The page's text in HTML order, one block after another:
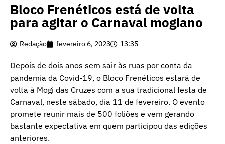
Bloco Frenéticos está de volta
para agitar o Carnaval mogiano
Redação fevereiro 6, 2023 13:35
Depois de dois anos sem sair às ruas por conta da
pandemia da Covid-19, o Bloco Frenéticos estará de
volta à Mogi das Cruzes com a sua tradicional festa de
Carnaval, neste sábado, dia 11 de fevereiro. O evento
promete reunir mais de 500 foliões e vem gerando
bastante expectativa em quem participou das edições
anteriores.